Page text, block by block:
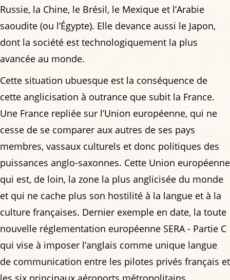
Russie, la Chine, le Brésil, le Mexique et l’Arabie
saoudite (ou l’Égypte). Elle devance aussi le Japon,
dont la société est technologiquement la plus
avancée au monde.
Cette situation ubuesque est la conséquence de
cette anglicisation à outrance que subit la France.
Une France repliée sur l’Union européenne, qui ne
cesse de se comparer aux autres de ses pays
membres, vassaux culturels et donc politiques des
puissances anglo-saxonnes. Cette Union européenne
qui est, de loin, la zone la plus anglicisée du monde
et qui ne cache plus son hostilité à la langue et à la
culture françaises. Dernier exemple en date, la toute
nouvelle réglementation européenne SERA - Partie C
qui vise à imposer l’anglais comme unique langue
de communication entre les pilotes privés français et